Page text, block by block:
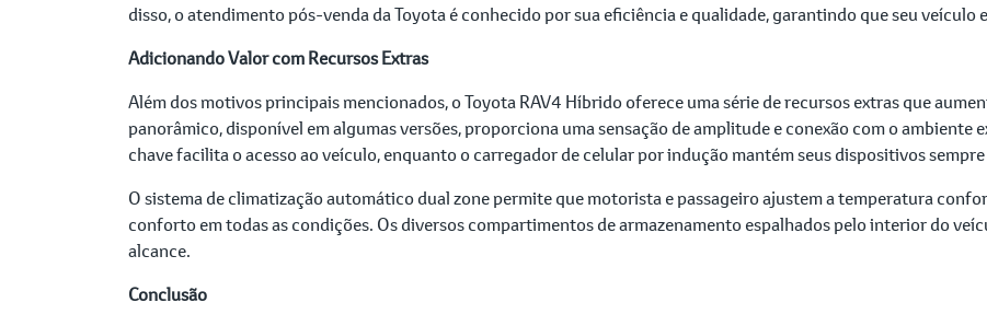
disso, o atendimento pós-venda da Toyota é conhecido por sua eficiência e qualidade, garantindo que seu veículo
Adicionando Valor com Recursos Extras
Além dos motivos principais mencionados, o Toyota RAV4 Híbrido oferece uma série de recursos extras que
panorâmico, disponível em algumas versões, proporciona uma sensação de amplitude e conexão com o ambiente
chave facilita o acesso ao veículo, enquanto o carregador de celular por indução mantém seus dispositivos
O sistema de climatização automático dual zone permite que motorista e passageiro ajustem a temperatura
conforto em todas as condições. Os diversos compartimentos de armazenamento espalhados pelo interior do
alcance.
Conclusão